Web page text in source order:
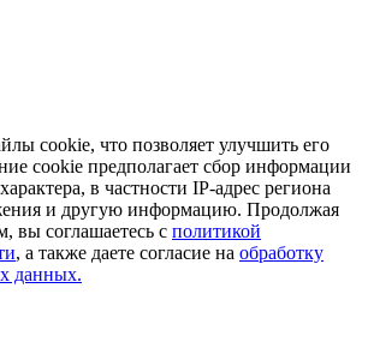
cookie, что позволяет улучшить его
cookie предполагает сбор информации
в частности IP-адрес региона
и другую информацию. Продолжая
вы соглашаетесь с политикой
, а также даете согласие на обработку
данных.